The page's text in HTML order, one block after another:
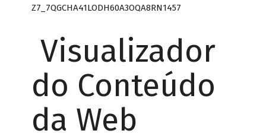
Z7_7QGCHA41LODH60A3OQA8RN1457
Visualizador
do Conteúdo
da Web